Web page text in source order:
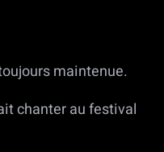
maintenue.
chanter au festival